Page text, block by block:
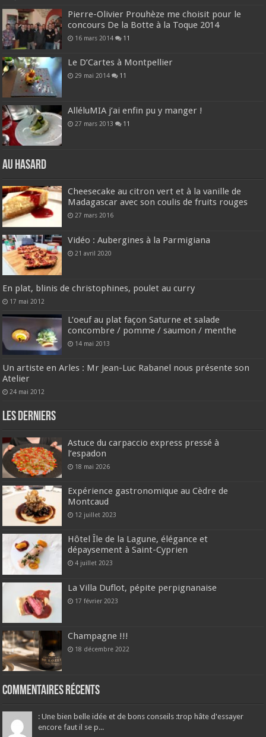
Pierre-Olivier Prouhèze me choisit pour le
concours De la Botte à la Toque 2014
16 mars 2014 11
Le D’Cartes à Montpellier
29 mai 2014 11
AlléluMIA j’ai enfin pu y manger !
27 mars 2013 11
Au hasard
Cheesecake au citron vert et à la vanille de
Madagascar avec son coulis de fruits rouges
27 mars 2016
Vidéo : Aubergines à la Parmigiana
21 avril 2020
En plat, blinis de christophines, poulet au curry
17 mai 2012
L’oeuf au plat façon Saturne et salade
concombre / pomme / saumon / menthe
14 mai 2013
Un artiste en Arles : Mr Jean-Luc Rabanel nous présente son
Atelier
24 mai 2012
Les derniers
Astuce du carpaccio express pressé à
l’espadon
18 mai 2026
Expérience gastronomique au Cèdre de
Montcaud
12 juillet 2023
Hôtel Île de la Lagune, élégance et
dépaysement à Saint-Cyprien
4 juillet 2023
La Villa Duflot, pépite perpignanaise
17 février 2023
Champagne !!!
18 décembre 2022
Commentaires récents
: Une bien belle idée et de bons conseils :trop hâte d'essayer
encore faut il se p...